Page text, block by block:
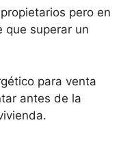
pero en
que superar un
para venta
antes de la